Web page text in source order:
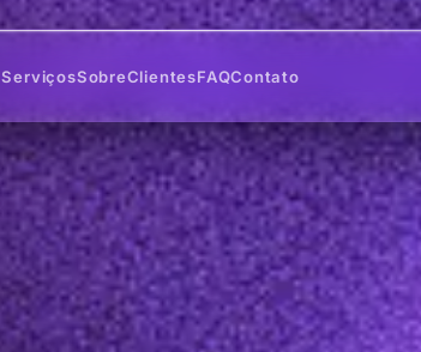
ServiçosSobreClientesFAQContato